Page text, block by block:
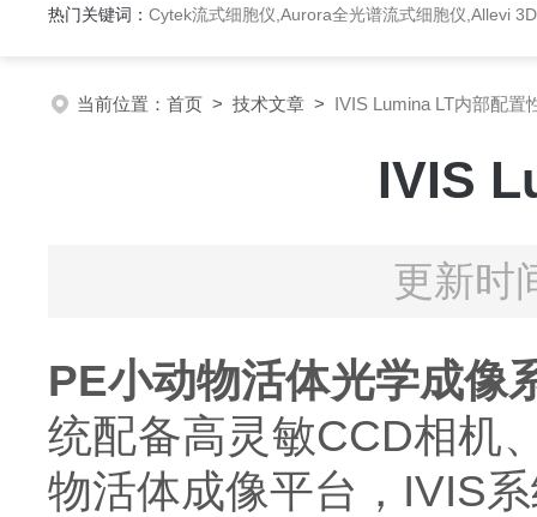
热门关键词： Cytek流式细胞仪,Aurora全光谱流式细胞仪,Allevi
当前位置： 首页 > 技术文章 > IVIS Lumina LT内部配置
IVIS
更新时
PE小动物活体光学成像
统配备高灵敏CCD相机
物活体成像平台，IVIS